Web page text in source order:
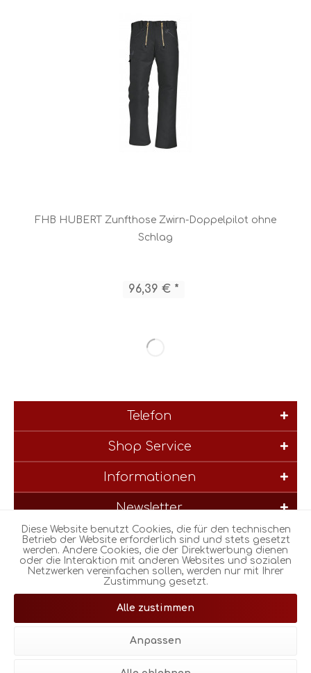
FHB HUBERT Zunfthose Zwirn-Doppelpilot ohne
Schlag
96,39 € *
Telefon
Shop Service
Informationen
Newsletter
* Alle Preise inkl. gesetzl. Mehrwertsteuer zzgl.Versandkostenund
ggf. Nachnahmegebühren, wenn nicht anders beschrieben
Diese Website benutzt Cookies, die für den technischen
Betrieb der Website erforderlich sind und stets gesetzt
werden. Andere Cookies, die der Direktwerbung dienen
oder die Interaktion mit anderen Websites und sozialen
Netzwerken vereinfachen sollen, werden nur mit Ihrer
Zustimmung gesetzt.